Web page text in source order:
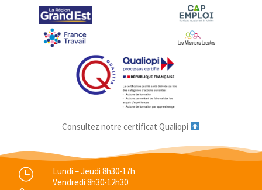
Consultez notre certificat Qualiopi
Lundi – Jeudi 8h30-17h
Vendredi 8h30-12h30